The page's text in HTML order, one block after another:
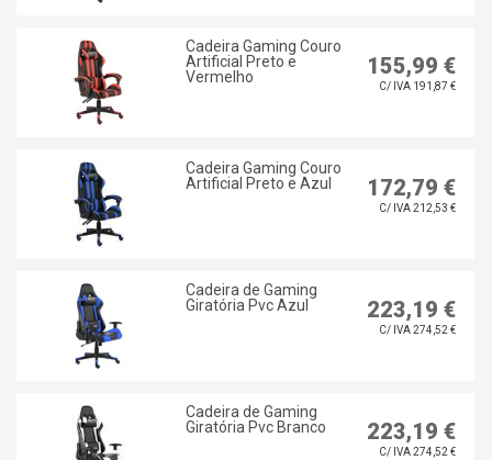
Cadeira Gaming Couro
Artificial Preto e
Vermelho
155,99 €
C/ IVA 191,87 €
Cadeira Gaming Couro
Artificial Preto e Azul
172,79 €
C/ IVA 212,53 €
Cadeira de Gaming
Giratória Pvc Azul
223,19 €
C/ IVA 274,52 €
Cadeira de Gaming
Giratória Pvc Branco
223,19 €
C/ IVA 274,52 €